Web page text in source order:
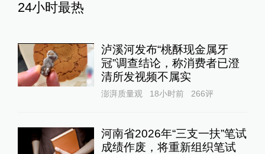
24小时最热
泸溪河发布“桃酥现金属牙
冠”调查结论，称消费者已澄
清所发视频不属实
澎湃质量观 18小时前 266评
河南省2026年“三支一扶”笔试
成绩作废，将重新组织笔试